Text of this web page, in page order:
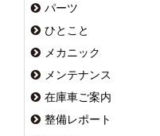
パーツ
ひとこと
メカニック
メンテナンス
在庫車ご案内
整備レポート